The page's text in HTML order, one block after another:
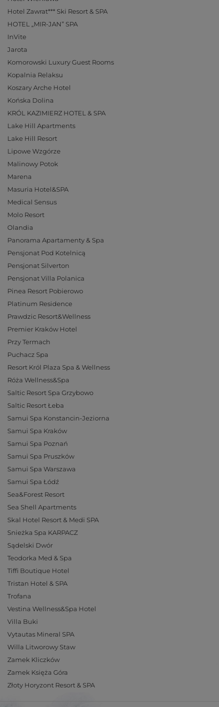
Hotel Zawrat*** Ski Resort & SPA
HOTEL „MIR-JAN” SPA
InVite
Jarota
Komorowski Luxury Guest Rooms
Kopalnia Relaksu
Koszary Arche Hotel
Końska Dolina
KRÓL KAZIMIERZ HOTEL & SPA
Lake Hill Apartments
Lake Hill Resort
Lipowe Wzgórze
Malinowy Potok
Marena
Masuria Hotel&SPA
Medical Sensus
Molo Resort
Olandia
Panorama Apartamenty & Spa
Pensjonat Pod Kotelnicą
Pensjonat Silverton
Pensjonat Villa Polanica
Pinea Resort Pobierowo
Platinum Residence
Prawdzic Resort&Wellness
Premier Kraków Hotel
Przy Termach
Puchacz Spa
Resort Król Plaza Spa & Wellness
Róża Wellness&Spa
Saltic Resort Spa Grzybowo
Saltic Resort Łeba
Samui Spa Konstancin-Jeziorna
Samui Spa Kraków
Samui Spa Poznań
Samui Spa Pruszków
Samui Spa Warszawa
Samui Spa Łódź
Sea&Forest Resort
Sea Shell Apartments
Skal Hotel Resort & Medi SPA
Snieżka Spa KARPACZ
Sądelski Dwór
Teodorka Med & Spa
Tiffi Boutique Hotel
Tristan Hotel & SPA
Trofana
Vestina Wellness&Spa Hotel
Villa Buki
Vytautas Mineral SPA
Willa Litworowy Staw
Zamek Kliczków
Zamek Księża Góra
Złoty Horyzont Resort & SPA